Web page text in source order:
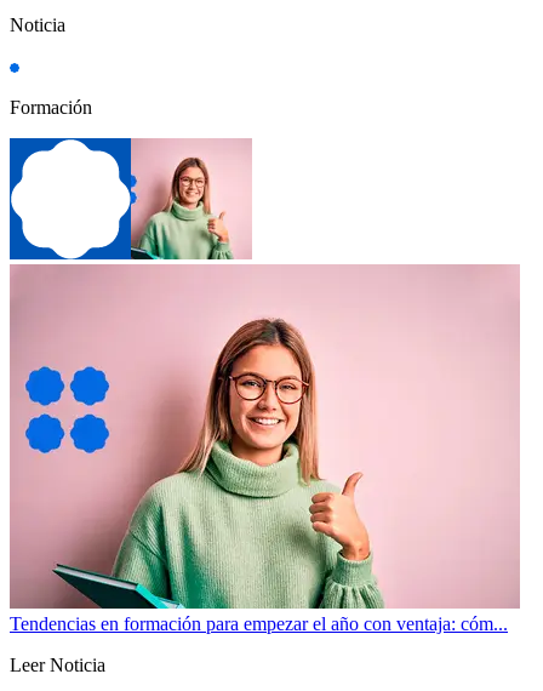
Noticia
Formación
Tendencias en formación para empezar el año con ventaja: cóm...
Leer Noticia